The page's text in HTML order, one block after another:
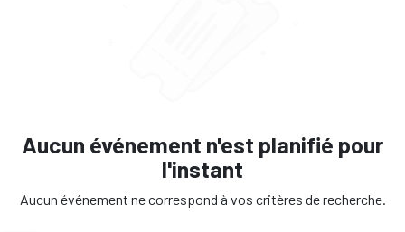
Aucun événement n'est planifié pour
l'instant
Aucun événement ne correspond à vos critères de recherche.